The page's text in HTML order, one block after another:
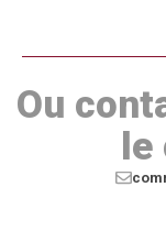
Ou